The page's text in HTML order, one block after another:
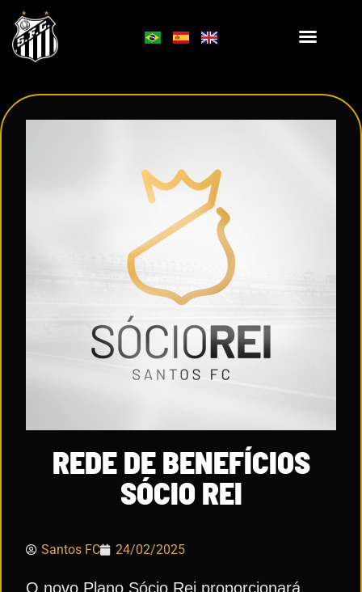
REDE DE BENEFÍCIOS
SÓCIO REI
Santos FC 24/02/2025
O novo Plano Sócio Rei proporcionará